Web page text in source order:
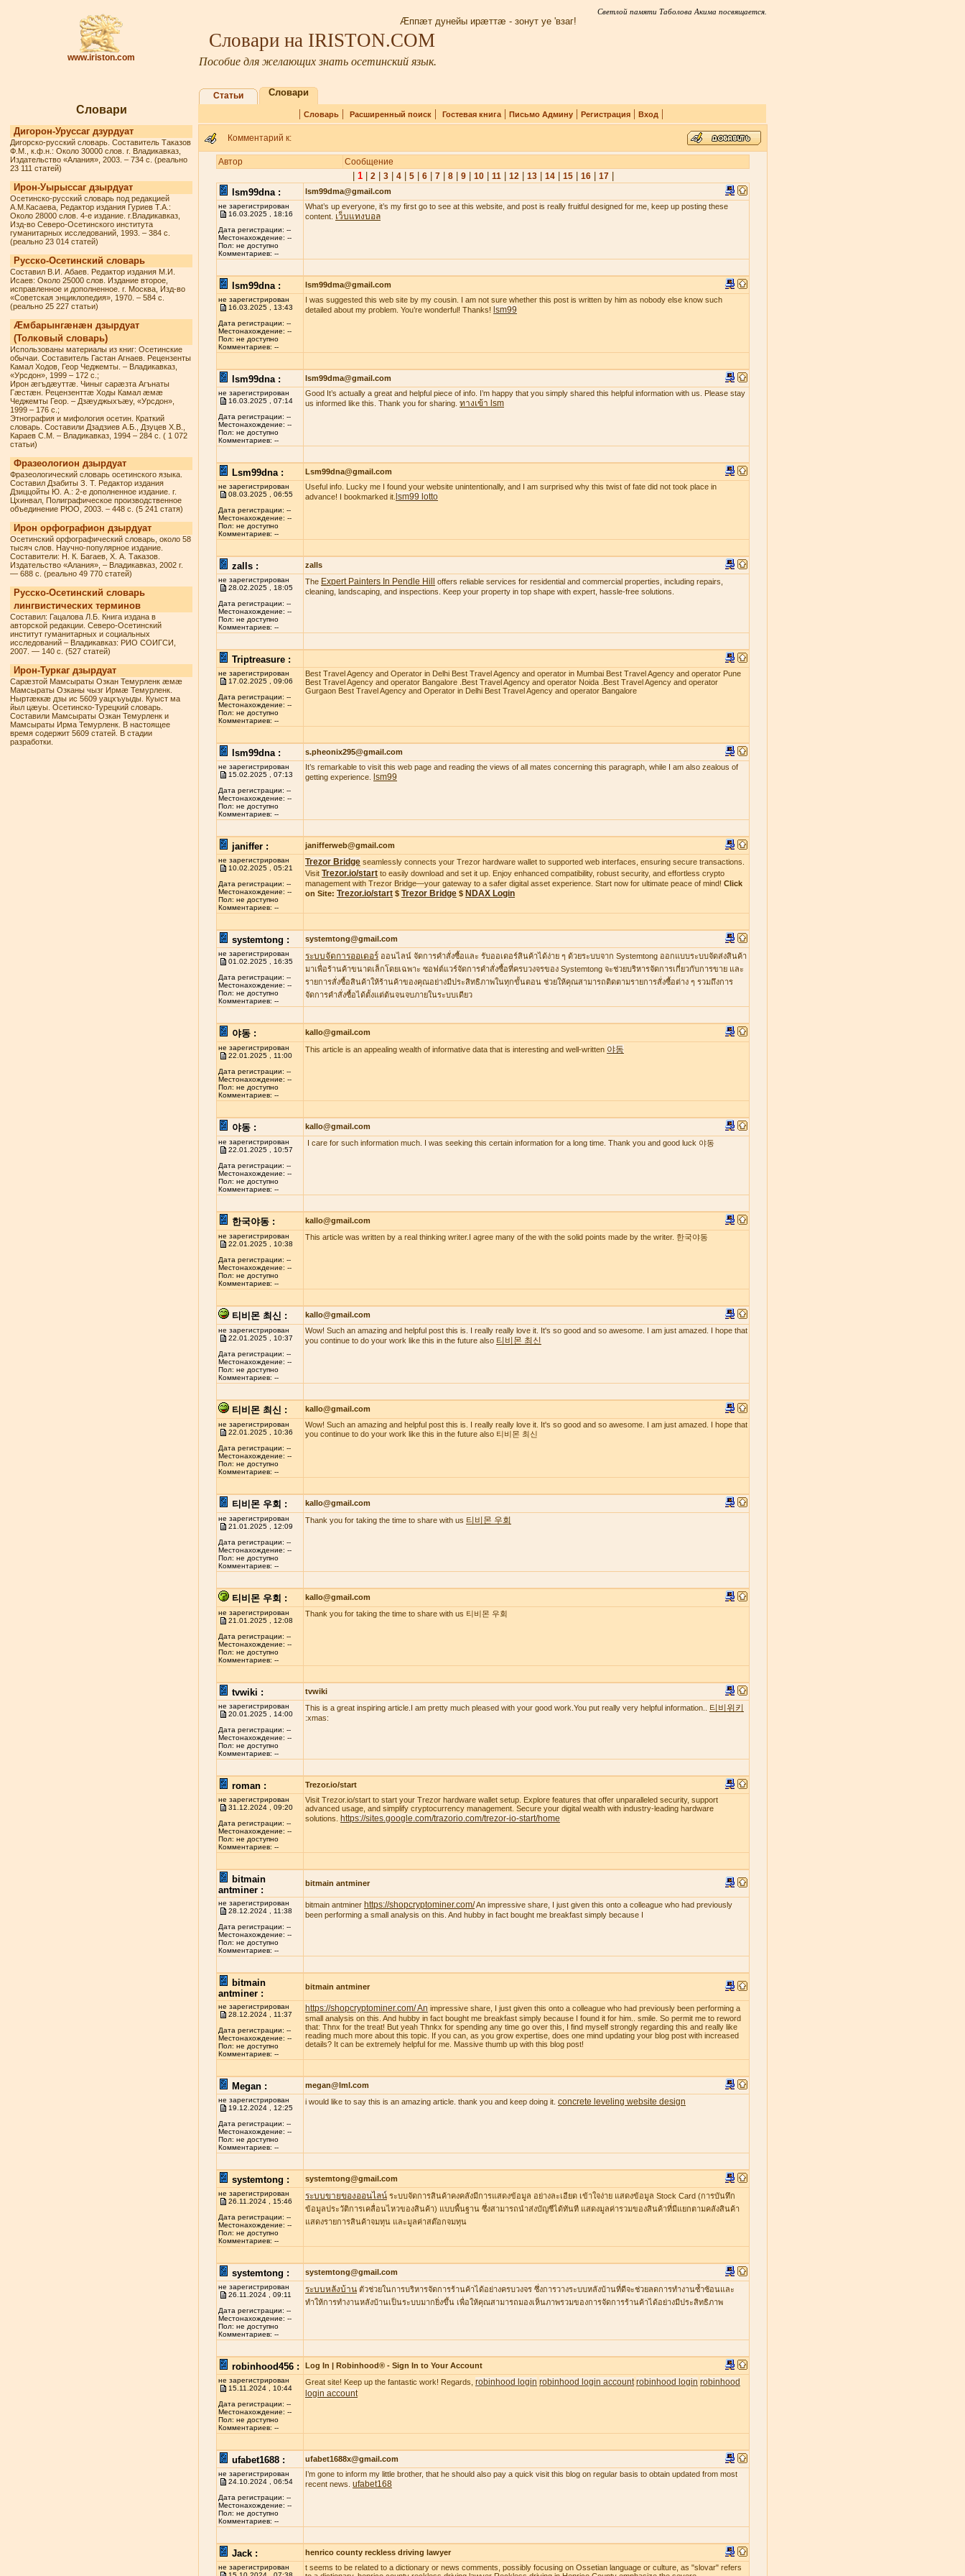
www.iriston.com
Светлой памяти Таболова Акима посвящается.
Æппæт дунейы ирæттæ - зонут уе 'взаг!
Словари на IRISTON.COM
Пособие для желающих знать осетинский язык.
Словари
Дигорон-Уруссаг дзурдуат
Дигорско-русский словарь. Составитель Таказов
Ф.М., к.ф.н.: Около 30000 слов. г. Владикавказ,
Издательство «Алания», 2003. – 734 с. (реально
23 111 статей)
Ирон-Уырыссаг дзырдуат
Осетинско-русский словарь под редакцией
А.М.Касаева, Редактор издания Гуриев Т.А.:
Около 28000 слов. 4-е издание. г.Владикавказ,
Изд-во Северо-Осетинского института
гуманитарных исследований, 1993. – 384 с.
(реально 23 014 статей)
Русско-Осетинский словарь
Составил В.И. Абаев. Редактор издания М.И.
Исаев: Около 25000 слов. Издание второе,
исправленное и дополненное. г. Москва, Изд-во
«Советская энциклопедия», 1970. – 584 с.
(реально 25 227 статьи)
Æмбарынгæнæн дзырдуат
(Толковый словарь)
Использованы материалы из книг: Осетинские
обычаи. Составитель Гастан Агнаев. Рецензенты
Камал Ходов, Геор Чеджемты. – Владикавказ,
«Урсдон», 1999 – 172 с.;
Ирон æгъдæуттæ. Чиныг сарæзта Агънаты
Гæстæн. Рецензенттæ Ходы Камал æмæ
Чеджемты Геор. – Дзæуджыхъæу, «Урсдон»,
1999 – 176 с.;
Этнография и мифология осетин. Краткий
словарь. Составили Дзадзиев А.Б., Дзуцев Х.В.,
Караев С.М. – Владикавказ, 1994 – 284 с. ( 1 072
статьи)
Фразеологион дзырдуат
Фразеологический словарь осетинского языка.
Составил Дзабиты З. Т. Редактор издания
Дзиццойты Ю. А.: 2-е дополненное издание. г.
Цхинвал, Полиграфическое производственное
объединение РЮО, 2003. – 448 с. (5 241 статя)
Ирон орфографион дзырдуат
Осетинский орфографический словарь, около 58
тысяч слов. Научно-популярное издание.
Составители: Н. К. Багаев, Х. А. Таказов.
Издательство «Алания», – Владикавказ, 2002 г.
— 688 с. (реально 49 770 статей)
Русско-Осетинский словарь
лингвистических терминов
Составил: Гацалова Л.Б. Книга издана в
авторской редакции. Северо-Осетинский
институт гуманитарных и социальных
исследований – Владикавказ: РИО СОИГСИ,
2007. — 140 с. (527 статей)
Ирон-Туркаг дзырдуат
Сарæзтой Мамсыраты Озкан Темурленк æмæ
Мамсыраты Озканы чызг Ирмæ Темурленк.
Ныртæккæ дзы ис 5609 уацхъуыды. Куыст ма
йыл цæуы. Осетинско-Турецкий словарь.
Составили Мамсыраты Озкан Темурленк и
Мамсыраты Ирма Темурленк. В настоящее
время содержит 5609 статей. В стадии
разработки.
Статьи Словари
| Словарь| Расширенный поиск| Гостевая книга| Письмо Админу| Регистрация| Вход |
Комментарий к:
Автор Сообщение
1| 2| 3| 4| 5| 6| 7| 8| 9| 10| 11| 12| 13| 14| 15| 16| 17|
lsm99dna :
lsm99dma@gmail.com
не зарегистрирован
16.03.2025 , 18:16
Дата регистрации: --
Местонахождение: --
Пол: не доступно
Комментариев: --
What’s up everyone, it’s my first go to see at this website, and post is really fruitful designed for me, keep up posting these
content. เว็บแทงบอล
lsm99dna : lsm99dma@gmail.com
не зарегистрирован
16.03.2025 , 13:43
Дата регистрации: --
Местонахождение: --
Пол: не доступно
Комментариев: --
I was suggested this web site by my cousin. I am not sure whether this post is written by him as nobody else know such
detailed about my problem. You’re wonderful! Thanks! lsm99
lsm99dna : lsm99dma@gmail.com
не зарегистрирован
16.03.2025 , 07:14
Дата регистрации: --
Местонахождение: --
Пол: не доступно
Комментариев: --
Good It’s actually a great and helpful piece of info. I’m happy that you simply shared this helpful information with us. Please stay
us informed like this. Thank you for sharing. ทางเข้า lsm
Lsm99dna : Lsm99dna@gmail.com
не зарегистрирован
08.03.2025 , 06:55
Дата регистрации: --
Местонахождение: --
Пол: не доступно
Комментариев: --
Useful info. Lucky me I found your website unintentionally, and I am surprised why this twist of fate did not took place in
advance! I bookmarked it. lsm99 lotto
zalls : zalls
не зарегистрирован
28.02.2025 , 18:05
Дата регистрации: --
Местонахождение: --
Пол: не доступно
Комментариев: --
The Expert Painters In Pendle Hill
offers reliable services for residential and commercial properties, including repairs,
cleaning, landscaping, and inspections. Keep your property in top shape with expert, hassle-free solutions.
Triptreasure :
не зарегистрирован
17.02.2025 , 09:06
Дата регистрации: --
Местонахождение: --
Пол: не доступно
Комментариев: --
Best Travel Agency and Operator in Delhi Best Travel Agency and operator in Mumbai Best Travel Agency and operator Pune
Best Travel Agency and operator Bangalore .Best Travel Agency and operator Noida .Best Travel Agency and operator
Gurgaon Best Travel Agency and Operator in Delhi Best Travel Agency and operator Bangalore
lsm99dna : s.pheonix295@gmail.com
не зарегистрирован
15.02.2025 , 07:13
Дата регистрации: --
Местонахождение: --
Пол: не доступно
Комментариев: --
It’s remarkable to visit this web page and reading the views of all mates concerning this paragraph, while I am also zealous of
getting experience.
lsm99
janiffer : janifferweb@gmail.com
не зарегистрирован
10.02.2025 , 05:21
Дата регистрации: --
Местонахождение: --
Пол: не доступно
Комментариев: --
Trezor Bridge seamlessly connects your Trezor hardware wallet to supported web interfaces, ensuring secure transactions.
Visit Trezor.io/start to easily download and set it up. Enjoy enhanced compatibility, robust security, and effortless crypto
management with Trezor Bridge—your gateway to a safer digital asset experience. Start now for ultimate peace of mind! Click
on Site: Trezor.io/start $ Trezor Bridge $ NDAX Login
systemtong : systemtong@gmail.com
не зарегистрирован
01.02.2025 , 16:35
Дата регистрации: --
Местонахождение: --
Пол: не доступно
Комментариев: --
ระบบจัดการออเดอร์ ออนไลน์ จัดการคำสั่งซื้อและ รับออเดอร์สินค้าได้ง่าย ๆ ด้วยระบบจาก Systemtong ออกแบบระบบจัดส่งสินค้า
มาเพื่อร้านค้าขนาดเล็กโดยเฉพาะ ซอฟต์แวร์จัดการคำสั่งซื้อที่ครบวงจรของ Systemtong จะช่วยบริหารจัดการเกี่ยวกับการขาย และ
รายการสั่งซื้อสินค้าให้ร้านค้าของคุณอย่างมีประสิทธิภาพในทุกขั้นตอน ช่วยให้คุณสามารถติดตามรายการสั่งซื้อต่าง ๆ รวมถึงการ
จัดการคำสั่งซื้อได้ตั้งแต่ต้นจนจบภายในระบบเดียว
야동 : kallo@gmail.com
не зарегистрирован
22.01.2025 , 11:00
Дата регистрации: --
Местонахождение: --
Пол: не доступно
Комментариев: --
This article is an appealing wealth of informative data that is interesting and well-written 야동
야동 : kallo@gmail.com
не зарегистрирован
22.01.2025 , 10:57
Дата регистрации: --
Местонахождение: --
Пол: не доступно
Комментариев: --
I care for such information much. I was seeking this certain information for a long time. Thank you and good luck 야동
한국야동 : kallo@gmail.com
не зарегистрирован
22.01.2025 , 10:38
Дата регистрации: --
Местонахождение: --
Пол: не доступно
Комментариев: --
This article was written by a real thinking writer.I agree many of the with the solid points made by the writer. 한국야동
티비몬 최신 : kallo@gmail.com
не зарегистрирован
22.01.2025 , 10:37
Дата регистрации: --
Местонахождение: --
Пол: не доступно
Комментариев: --
Wow! Such an amazing and helpful post this is. I really really love it. It's so good and so awesome. I am just amazed. I hope that
you continue to do your work like this in the future also 티비몬 최신
티비몬 최신 : kallo@gmail.com
не зарегистрирован
22.01.2025 , 10:36
Дата регистрации: --
Местонахождение: --
Пол: не доступно
Комментариев: --
Wow! Such an amazing and helpful post this is. I really really love it. It's so good and so awesome. I am just amazed. I hope that
you continue to do your work like this in the future also 티비몬 최신
티비몬 우회 : kallo@gmail.com
не зарегистрирован
21.01.2025 , 12:09
Дата регистрации: --
Местонахождение: --
Пол: не доступно
Комментариев: --
Thank you for taking the time to share with us 티비몬 우회
티비몬 우회 : kallo@gmail.com
не зарегистрирован
21.01.2025 , 12:08
Дата регистрации: --
Местонахождение: --
Пол: не доступно
Комментариев: --
Thank you for taking the time to share with us 티비몬 우회
tvwiki : tvwiki
не зарегистрирован
20.01.2025 , 14:00
Дата регистрации: --
Местонахождение: --
Пол: не доступно
Комментариев: --
This is a great inspiring article.I am pretty much pleased with your good work.You put really very helpful information.. 티비위키
:xmas:
roman : Trezor.io/start
не зарегистрирован
31.12.2024 , 09:20
Дата регистрации: --
Местонахождение: --
Пол: не доступно
Комментариев: --
Visit Trezor.io/start to start your Trezor hardware wallet setup. Explore features that offer unparalleled security, support
advanced usage, and simplify cryptocurrency management. Secure your digital wealth with industry-leading hardware
solutions.
https://sites.google.com/trazorio.com/trezor-io-start/home
bitmain
antminer :
bitmain antminer
не зарегистрирован
28.12.2024 , 11:38
Дата регистрации: --
Местонахождение: --
Пол: не доступно
Комментариев: --
bitmain antminer https://shopcryptominer.com/An impressive share, I just given this onto a colleague who had previously
been performing a small analysis on this. And hubby in fact bought me breakfast simply because I
bitmain
antminer :
bitmain antminer
не зарегистрирован
28.12.2024 , 11:37
Дата регистрации: --
Местонахождение: --
Пол: не доступно
Комментариев: --
https://shopcryptominer.com/ An impressive share, I just given this onto a colleague who had previously been performing a
small analysis on this. And hubby in fact bought me breakfast simply because I found it for him.. smile. So permit me to reword
that: Thnx for the treat! But yeah Thnkx for spending any time go over this, I find myself strongly regarding this and really like
reading much more about this topic. If you can, as you grow expertise, does one mind updating your blog post with increased
details? It can be extremely helpful for me. Massive thumb up with this blog post!
Megan : megan@lml.com
не зарегистрирован
19.12.2024 , 12:25
Дата регистрации: --
Местонахождение: --
Пол: не доступно
Комментариев: --
i would like to say this is an amazing article. thank you and keep doing it. concrete leveling website design
systemtong : systemtong@gmail.com
не зарегистрирован
26.11.2024 , 15:46
Дата регистрации: --
Местонахождение: --
Пол: не доступно
Комментариев: --
ระบบขายของออนไลน์ ระบบจัดการสินค้าคงคลังมีการแสดงข้อมูล อย่างละเอียด เข้าใจง่าย แสดงข้อมูล Stock Card (การบันทึก
ข้อมูลประวัติการเคลื่อนไหวของสินค้า) แบบพื้นฐาน ซึ่งสามารถนำส่งบัญชีได้ทันที แสดงมูลค่ารวมของสินค้าที่มีแยกตามคลังสินค้า
แสดงรายการสินค้าจมทุน และมูลค่าสต๊อกจมทุน
systemtong : systemtong@gmail.com
не зарегистрирован
26.11.2024 , 09:11
Дата регистрации: --
Местонахождение: --
Пол: не доступно
Комментариев: --
ระบบหลังบ้าน ตัวช่วยในการบริหารจัดการร้านค้าได้อย่างครบวงจร ซึ่งการวางระบบหลังบ้านที่ดีจะช่วยลดการทำงานซ้ำซ้อนและ
ทำให้การทำงานหลังบ้านเป็นระบบมากยิ่งขึ้น เพื่อให้คุณสามารถมองเห็นภาพรวมของการจัดการร้านค้าได้อย่างมีประสิทธิภาพ
robinhood456 : Log In | Robinhood® - Sign In to Your Account
не зарегистрирован
15.11.2024 , 10:44
Дата регистрации: --
Местонахождение: --
Пол: не доступно
Комментариев: --
Great site! Keep up the fantastic work! Regards, robinhood login robinhood login account robinhood login robinhood
login account
ufabet1688 : ufabet1688x@gmail.com
не зарегистрирован
24.10.2024 , 06:54
Дата регистрации: --
Местонахождение: --
Пол: не доступно
Комментариев: --
I’m gone to inform my little brother, that he should also pay a quick visit this blog on regular basis to obtain updated from most
recent news. ufabet168
Jack : henrico county reckless driving lawyer
не зарегистрирован
t seems to be related to a dictionary or news comments, possibly focusing on Ossetian language or culture, as "slovar" refers